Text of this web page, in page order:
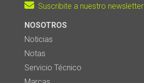
Suscribite a nuestro newsletter
NOSOTROS
Noticias
Notas
Servicio Técnico